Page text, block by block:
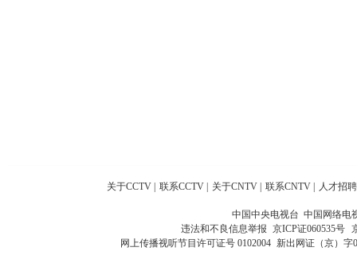
关于CCTV 联系CCTV 关于CNTV 联系CNTV 人才招聘
中国中央电视台 中国网络电
违法和不良信息举报 京ICP证060535号
网上传播视听节目许可证号 0102004 新出网证（京）